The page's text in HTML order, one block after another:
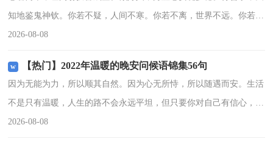
知地鉴鬼神钦。你若不疑，人间不寒。你若不离，世界不远。你若不
恨，苍天有暖。你若不语，四海升平。晚安，亲～以下是小编为大家
2026-08-08
【热门】2022年温暖的晚安问候语锦集56句
因为无能为力，所以顺其自然。因为心无所恃，所以随遇而安。生活
不是只有温暖，人生的路不会永远平坦，但只要你对自己有信心，知
道自己的价值，懂的珍惜自己，世界的一切不完美，你都可以坦然面
2026-08-08